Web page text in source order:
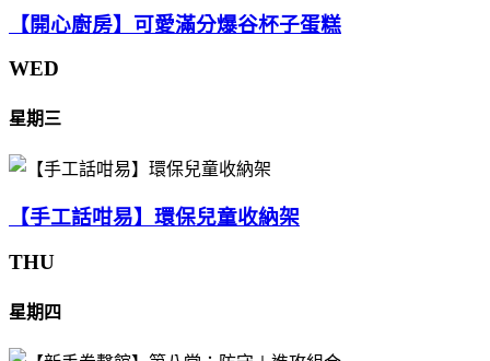
【開心廚房】可愛滿分爆谷杯子蛋糕
WED
星期三
【手工話咁易】環保兒童收納架
THU
星期四